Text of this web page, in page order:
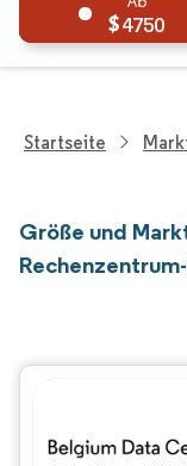
4750
Startseite
Größe und